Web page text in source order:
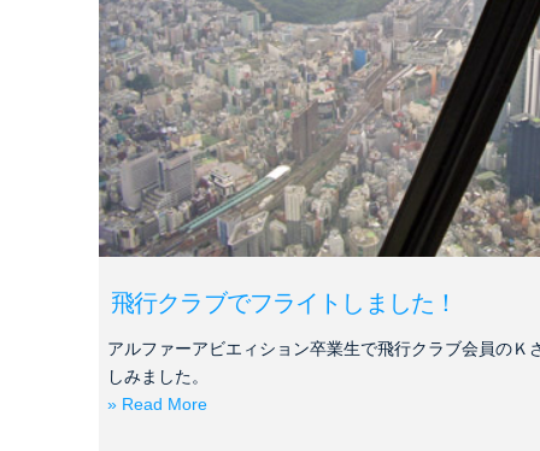
飛行クラブでフライトしました！
アルファーアビエィション卒業生で飛行クラブ会員のＫ
しみました。
» Read More